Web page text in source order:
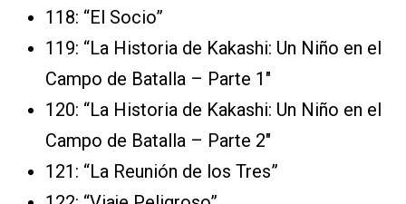
118: “El Socio”
119: “La Historia de Kakashi: Un Niño en el
Campo de Batalla – Parte 1″
120: “La Historia de Kakashi: Un Niño en el
Campo de Batalla – Parte 2″
121: “La Reunión de los Tres”